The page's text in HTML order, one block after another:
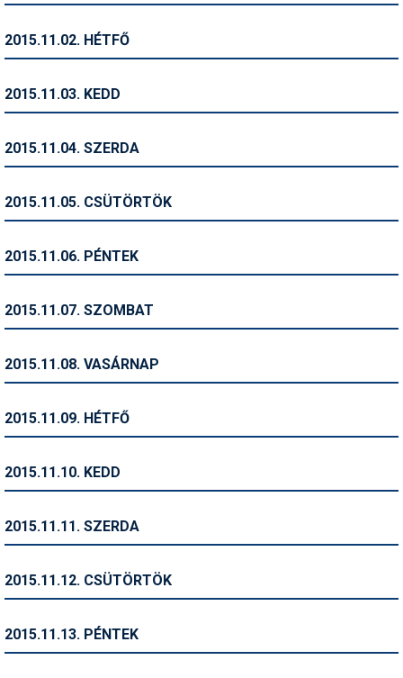
Ingatlan
Kerékpár
Magazinok
Pályázatok
Síbérletárak
Sífelszerelés
2015.11.02. HÉTFŐ
2015.11.03. KEDD
2015.11.04. SZERDA
2015.11.05. CSÜTÖRTÖK
2015.11.06. PÉNTEK
2015.11.07. SZOMBAT
2015.11.08. VASÁRNAP
2015.11.09. HÉTFŐ
2015.11.10. KEDD
2015.11.11. SZERDA
2015.11.12. CSÜTÖRTÖK
2015.11.13. PÉNTEK